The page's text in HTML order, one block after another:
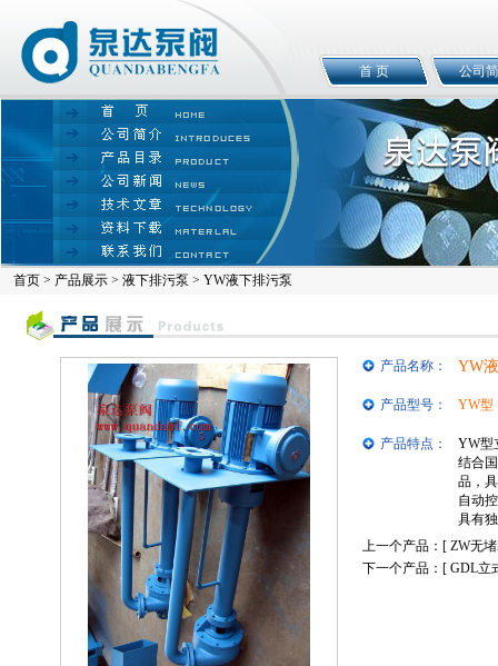
首 页 公司
首页 > 产品展示 > 液下排污泵 > YW液下排污泵
产品名称： YW
产品型号： YW型
产品特点：
YW型
结合
品，
自动
具有
上一个产品：[ ZW无
下一个产品：[ GDL立